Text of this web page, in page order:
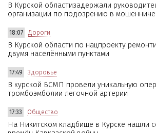
В Курской областизадержали
организации по подозрению в
18:07 Дороги
В Курской области по нацпроекту
двумя населёнными пунктами
17:49 Здоровье
В курской БСМП провели уникальную
тромбоэмболии легочной артерии
17:33 Общество
На Никитском кладбище в Курске нашли